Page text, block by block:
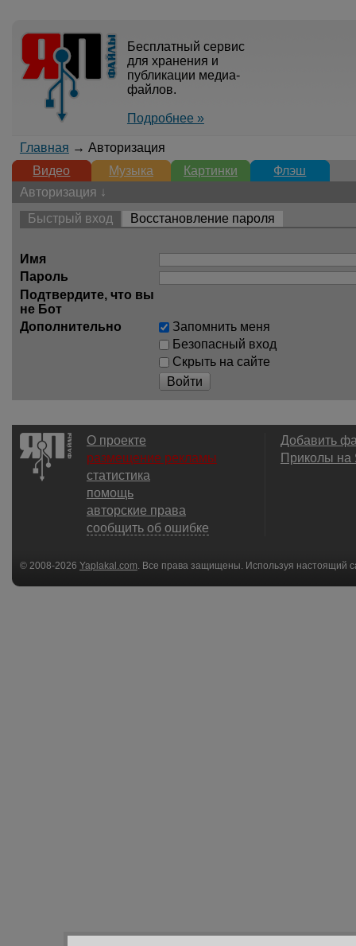
Бесплатный сервис
для хранения и
публикации медиа-
файлов.
Подробнее »
Главная → Авторизация
Видео
Музыка Картинки
Флэш
Авторизация ↓
Быстрый вход
Восстановление пароля
Имя
Пароль
Подтвердите, что вы
не Бот
Дополнительно
Запомнить меня
Безопасный вход
Скрыть на сайте
Войти
О проекте
размещение рекламы
статистика
помощь
авторские права
сообщить об ошибке
Добавить
Приколы
© 2008-2026 Yaplakal.com . Все права защищены. Используя настоящий
соглашения.